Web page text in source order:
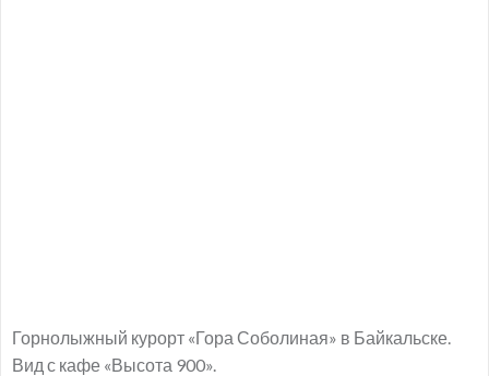
Горнолыжный курорт «Гора Соболиная» в Байкальске.
Вид с кафе «Высота 900».